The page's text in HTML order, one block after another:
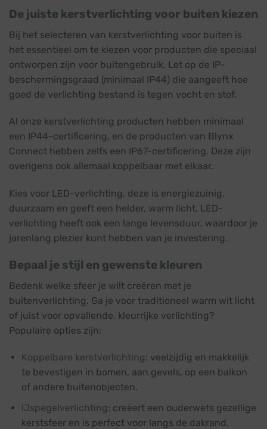
De juiste kerstverlichting voor buiten kiezen
Bij het selecteren van kerstverlichting voor buiten is
het essentieel om te kiezen voor producten die speciaal
ontworpen zijn voor buitengebruik. Let op de IP-
beschermingsgraad (minimaal IP44) die aangeeft hoe
goed de verlichting bestand is tegen vocht en stof.
Al onze kerstverlichting producten hebben minimaal
een IP44-certificering, en de producten van Blynx
Connect hebben zelfs een IP67-certificering. Deze zijn
overigens ook allemaal koppelbaar met elkaar.
Kies voor LED-verlichting, deze is energiezuinig,
duurzaam en geeft een helder, warm licht. LED-
verlichting heeft ook een lange levensduur, waardoor je
jarenlang plezier kunt hebben van je investering.
Bepaal je stijl en gewenste kleuren
Bedenk welke sfeer je wilt creëren met je
buitenverlichting. Ga je voor traditioneel warm wit licht
of juist voor opvallende, kleurrijke verlichting?
Populaire opties zijn:
Koppelbare kerstverlichting: veelzijdig en makkelijk
te bevestigen in bomen, aan gevels, op een balkon
of andere buitenobjecten.
IJspegelverlichting: creëert een ouderwets gezellige
kerstsfeer en is perfect voor langs de dakrand.